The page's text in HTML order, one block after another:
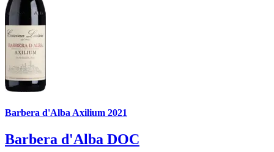
Barbera d'Alba Axilium 2021
Barbera d'Alba DOC